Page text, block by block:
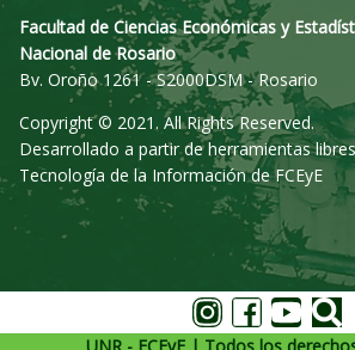
Facultad de Ciencias Económicas y
Nacional de Rosario
Bv. Oroño 1261 - S2000DSM - Rosario
Copyright © 2021. All Rights Reserved.
Desarrollado a partir de herramientas
Tecnología de la Información de FCEyE